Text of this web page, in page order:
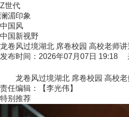
Z世代
澜湄印象
中国风
中国新视野
龙卷风过境湖北 席卷校园 高校老师
发布时间：2026年07月07日 19:18
龙卷风过境湖北 席卷校园 高校老
责任编辑：【李光伟】
特别推荐